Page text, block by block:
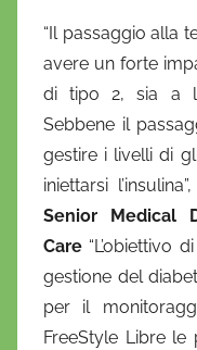
“Il passaggio alla
avere un forte
di tipo 2, sia a
Sebbene il
gestire i livelli di
iniettarsi l’insulina”,
Senior Medical
Care “L’obiettivo
gestione del
per il
FreeStyle Libre